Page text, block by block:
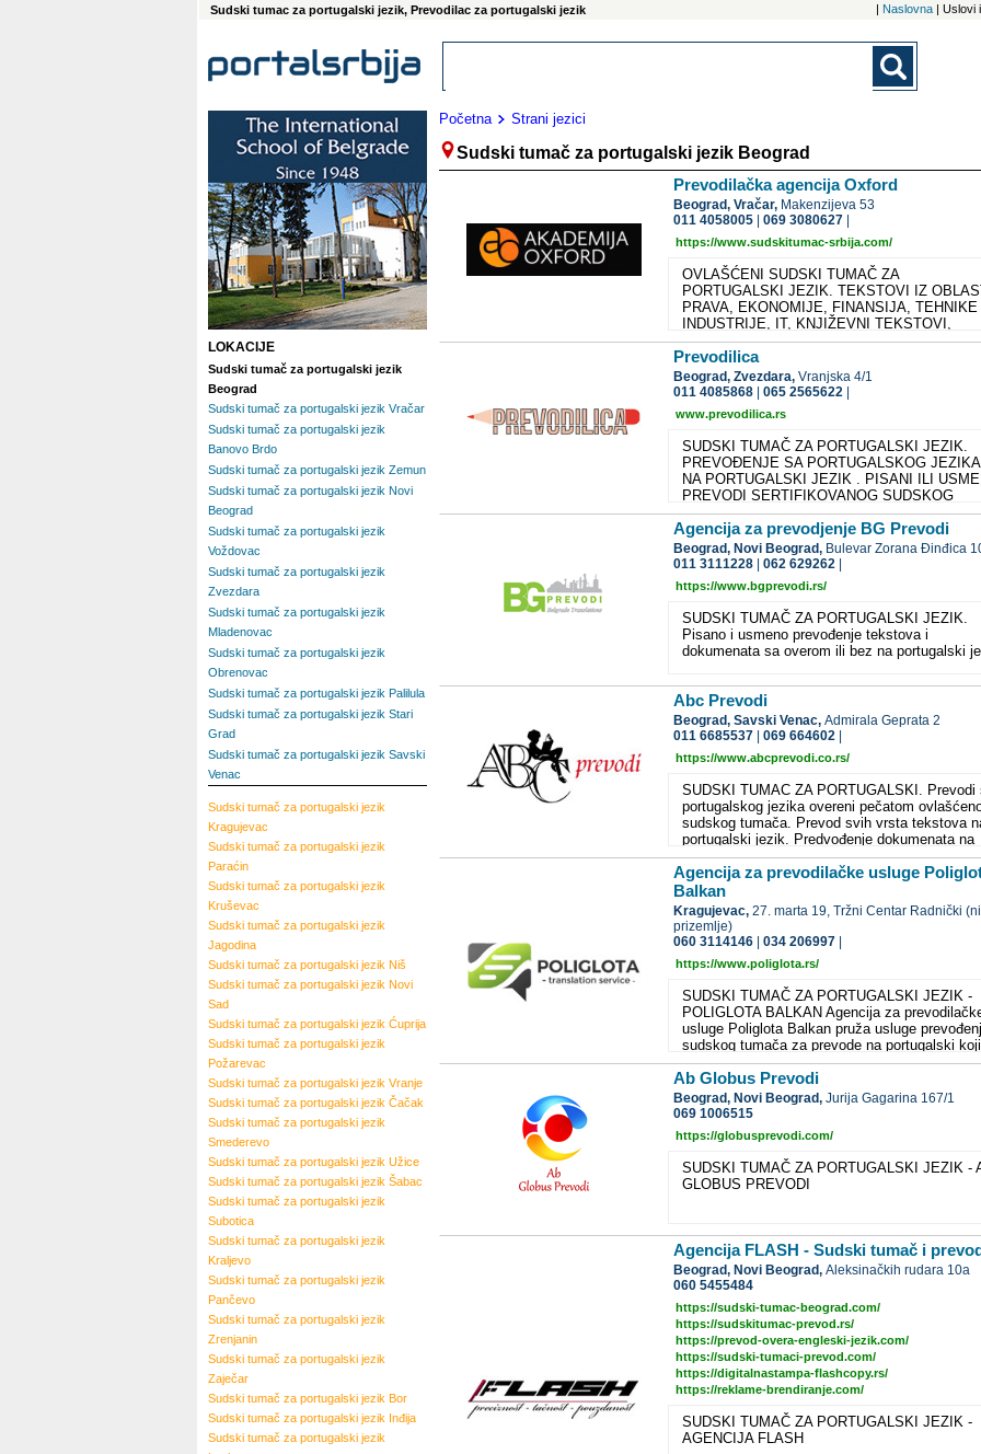
Sudski tumac za portugalski jezik, Prevodilac za portugalski jezik | Naslovna | Uslovi
Početna Strani jezici
Sudski tumač za portugalski jezik Beograd
Prevodilačka agencija Oxford
Beograd,Vračar, Makenzijeva 53
011 4058005 |069 3080627
https://www.sudskitumac-srbija.com/
OVLAŠĆENI SUDSKI TUMAČ ZA
PORTUGALSKI JEZIK. TEKSTOVI IZ
PRAVA, EKONOMIJE, FINANSIJA, TEHNIKE
INDUSTRIJE, IT, KNJIŽEVNI TEKSTOVI,
USKOSTRUČNI TEKSTOVI, RADOVI NA
PORTUGALSKOM JEZIKU KOJE TREBA
PREVESTI NA SRPSKI ILI NA SRPSKOG NA
PORTUGALSKI JEZIK – POVERITE NAMA.
UKOLIKO VAM U GOSTE DOLAZE
SARADNICI IZ INOSTRANSTVA OBRATITE
SE KAKO BISMO VAM OBEZBEDILI
PREVODIOCA. SVA VRSTA
NA portugalskom MOŽE BITI U NAJKRAĆEM
ROKU PREVEDENA NA SRPSKI JEZIK.
Prevođenje medicinske dokumentacije, svih
ličnih dokumenata sa portugalskog jezika na
srpski ili neki drugi iz naše ponude ili na
portugalski jezik. Nudimo Vam prevođenje svih
vrsta multimedijalnog sadržaja sa
na portugalski jezikNajpovoljnije cene za
za portugalski jezik.
Prevodilica
Beograd,Zvezdara,Vranjska 4/1
011 4085868 |065 2565622
www.prevodilica.rs
SUDSKI TUMAČ ZA PORTUGALSKI JEZIK.
PREVOĐENJE SA PORTUGALSKOG
NA PORTUGALSKI JEZIK . PISANI ILI
PREVODI SERTIFIKOVANOG SUDSKOG
TUMAČA ZA PORTUGALSKI JEZIK . U
IMAMO PREVODILAČKE USLUGE ISKUSNIH
STRUČNIH PREVODILACA ZA
JEZIK PO POVOLJNIM CENAMA. Prevod
pravnih dokumenata uz overu ovlašćenog
tumača za portugalski jezik. KVALITETNI I
PREVODI TEKSTOVA NA PORTUGALSKOM
JEZIKU! AKO VAM JE HITNO POTREBAN
PREVOD, OBRATITE NAM SE! POVERITE
NAŠIM SUDSKIM TUMAČIMA TEKSTOVE
PORTUGALSKI – VAMA NA USLUZI.
Agencija za prevodjenje BG Prevodi
Beograd, Novi Beograd, Bulevar Zorana Đinđica
011 3111228 |062 629262
https://www.bgprevodi.rs/
SUDSKI TUMAČ ZA PORTUGALSKI JEZIK.
Pisano i usmeno prevođenje tekstova i
dokumenata sa overom ili bez na portugalski
Abc Prevodi
Beograd,Savski Venac,Admirala Geprata 2
011 6685537 |069 664602
https://www.abcprevodi.co.rs/
SUDSKI TUMAC ZA PORTUGALSKI. Prevodi
portugalskog jezika overeni pečatom
sudskog tumača. Prevod svih vrsta tekstova
portugalski jezik. Predvođenje dokumenata na
portugalskom jeziku. Konsekutivno i simultano
prevođenje na portugalski jezik.
Agencija za prevodilačke usluge
Balkan
Kragujevac,27. marta 19, Tržni Centar Radnički
prizemlje)
060 3114146 |034 206997
https://www.poliglota.rs/
SUDSKI TUMAČ ZA PORTUGALSKI JEZIK -
POLIGLOTA BALKAN Agencija za
usluge Poliglota Balkan pruža usluge
sudskog tumača za prevode na portugalski koji
zahtevaju overu pečatom ovlašćenog sudskog
tumača.
Ab Globus Prevodi
Beograd, Novi Beograd,Jurija Gagarina 167/1
069 1006515
https://globusprevodi.com/
SUDSKI TUMAČ ZA PORTUGALSKI JEZIK -
GLOBUS PREVODI
Agencija FLASH - Sudski tumač i
Beograd, Novi Beograd,Aleksinačkih rudara 10a
060 5455484
https://sudski-tumac-beograd.com/
https://sudskitumac-prevod.rs/
https://prevod-overa-engleski-jezik.com/
https://sudski-tumaci-prevod.com/
https://digitalnastampa-flashcopy.rs/
https://reklame-brendiranje.com/
SUDSKI TUMAČ ZA PORTUGALSKI JEZIK -
AGENCIJA FLASH
LOKACIJE
Sudski tumač za portugalski jezik
Beograd
Sudski tumač za portugalski jezik Vračar
Sudski tumač za portugalski jezik
Banovo Brdo
Sudski tumač za portugalski jezik Zemun
Sudski tumač za portugalski jezik Novi
Beograd
Sudski tumač za portugalski jezik
Voždovac
Sudski tumač za portugalski jezik
Zvezdara
Sudski tumač za portugalski jezik
Mladenovac
Sudski tumač za portugalski jezik
Obrenovac
Sudski tumač za portugalski jezik Palilula
Sudski tumač za portugalski jezik Stari
Grad
Sudski tumač za portugalski jezik Savski
Venac
Sudski tumač za portugalski jezik
Kragujevac
Sudski tumač za portugalski jezik
Paraćin
Sudski tumač za portugalski jezik
Kruševac
Sudski tumač za portugalski jezik
Jagodina
Sudski tumač za portugalski jezik Niš
Sudski tumač za portugalski jezik Novi
Sad
Sudski tumač za portugalski jezik Ćuprija
Sudski tumač za portugalski jezik
Požarevac
Sudski tumač za portugalski jezik Vranje
Sudski tumač za portugalski jezik Čačak
Sudski tumač za portugalski jezik
Smederevo
Sudski tumač za portugalski jezik Užice
Sudski tumač za portugalski jezik Šabac
Sudski tumač za portugalski jezik
Subotica
Sudski tumač za portugalski jezik
Kraljevo
Sudski tumač za portugalski jezik
Pančevo
Sudski tumač za portugalski jezik
Zrenjanin
Sudski tumač za portugalski jezik
Zaječar
Sudski tumač za portugalski jezik Bor
Sudski tumač za portugalski jezik Inđija
Sudski tumač za portugalski jezik